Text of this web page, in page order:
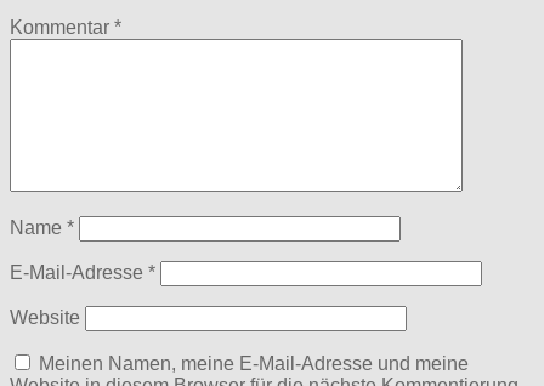
Kommentar *
Name *
E-Mail-Adresse *
Website
Meinen Namen, meine E-Mail-Adresse und meine